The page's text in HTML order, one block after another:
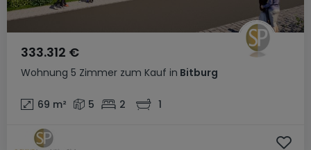
Wohnung 5 Zimmer zum Kauf in Bitburg
333.312 €
69 m² 5 2 1